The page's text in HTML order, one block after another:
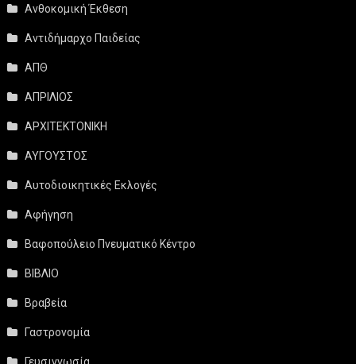
Ανθοκομική Έκθεση
Αντιδήμαρχο Παιδείας
ΑΠΘ
ΑΠΡΙΛΙΟΣ
ΑΡΧΙΤΕΚΤΟΝΙΚΗ
ΑΥΓΟΥΣΤΟΣ
Αυτοδιοικητικές Εκλογές
Αφήγηση
Βαφοπούλειο Πνευματικό Κέντρο
ΒΙΒΛΙΟ
Βραβεία
Γαστρονομία
Γευσιγνωσία